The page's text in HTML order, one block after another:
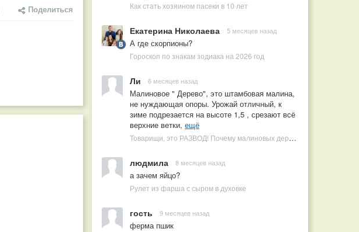
Поделиться Как стать хозяином пасеки в 10 лет
Екатерина Николаева 5 месяцев назад
А где скорпионы?
Гороскоп по знакам зодиака на 2026 год
Ли 6 месяцев назад
Малиновое " Дерево", это штамбовая малина,
не нуждающая опоры. Урожай отличный, к
зиме подрезается на высоте 1,5 , срезают всё
верхние ветки, ещё
Товарищи, это РАЗВОД! Почему малиновых деревьев не бывает, или Как ушлые продавцы наживаются на мечтах садоводов
людмила 8 месяцев назад
а зачем яйцо?
Рулет из фарша с сыром в духовке
гость 9 месяцев назад
ферма пшик